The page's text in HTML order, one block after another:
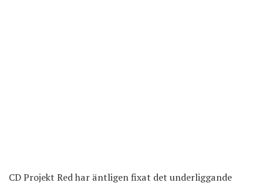
CD Projekt Red har äntligen fixat det underliggande